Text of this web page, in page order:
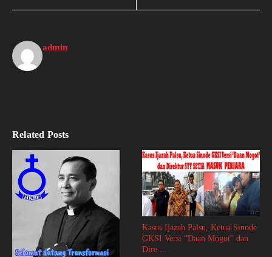
admin
Related Posts
Kasus Ijazah Palsu, Ketua Sinode
GKSI Versi “Daan Mogot” dan
Dire ...